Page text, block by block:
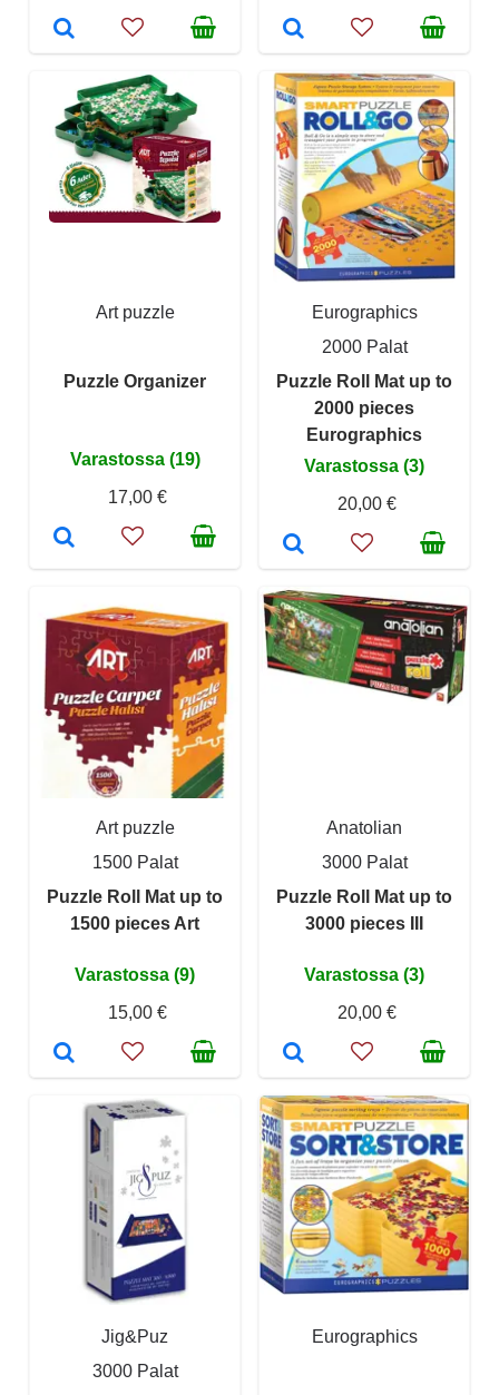
Art puzzle
Puzzle Organizer
Varastossa (19)
17,00 €
Eurographics
2000 Palat
Puzzle Roll Mat up to
2000 pieces
Eurographics
Varastossa (3)
20,00 €
Art puzzle
1500 Palat
Puzzle Roll Mat up to
1500 pieces Art
Varastossa (9)
15,00 €
Anatolian
3000 Palat
Puzzle Roll Mat up to
3000 pieces III
Varastossa (3)
20,00 €
Jig&Puz
3000 Palat
Eurographics